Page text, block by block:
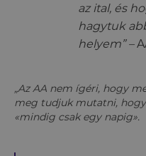
az ital, és
hagytuk
helyem” –
„Az AA nem ígéri, hogy
meg tudjuk mutatni,
«mindig csak egy napig».